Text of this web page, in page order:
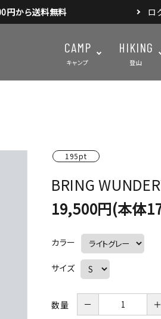
円から送料無料 ロ
CAMP
キャンプ
マット・グランドシート
アウトドアスパイス
HIKING
登山
195pt
BRING
19,500円(本体
カラー
サイズ
数量 －